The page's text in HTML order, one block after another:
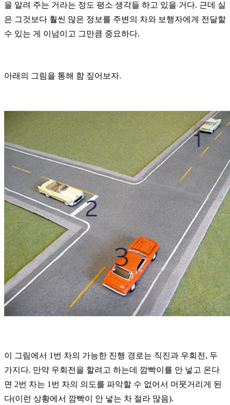
을 알려 주는 거라는 정도 평소 생각들 하고 있을 거다. 근데 실
은 그것보다 훨씬 많은 정보를 주변의 차와 보행자에게 전달할
수 있는 게 이넘이고 그만큼 중요하다.
아래의 그림을 통해 함 짚어보자.
이 그림에서 1번 차의 가능한 진행 경로는 직진과 우회전, 두
가지다. 만약 우회전을 할려고 하는데 깜빡이를 안 넣고 온다
면 2번 차는 1번 차의 의도를 파악할 수 없어서 머뭇거리게 된
다(이런 상황에서 깜빡이 안 넣는 차 절라 많음).